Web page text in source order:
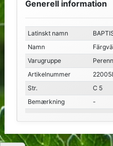
Generell information
Latinskt namn
Namn
Varugruppe
Artikelnummer
Str.
C 5
Bemærkning
-